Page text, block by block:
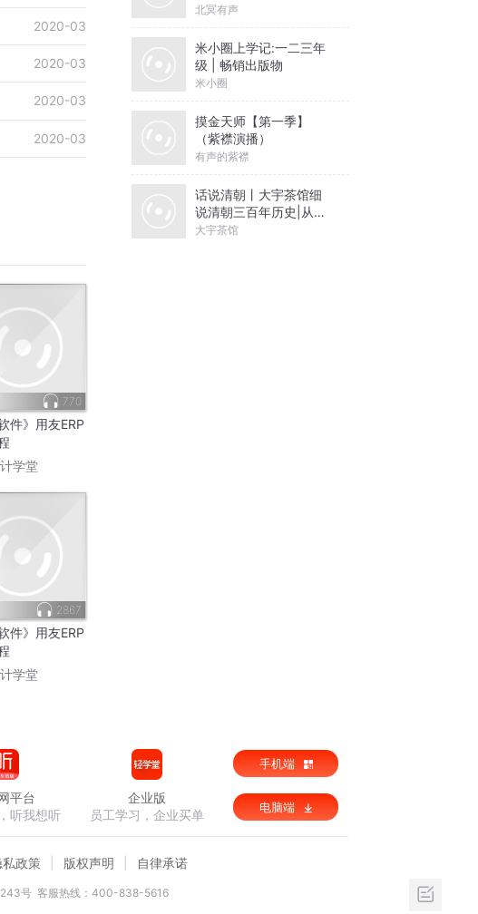
2020-03
2020-03
2020-03
2020-03
770
件》用友ERP
学堂
2867
件》用友ERP
学堂
北冥有声
米小圈上学记:一二三年
级 | 畅销出版物
米小圈
摸金天师【第一季】
（紫襟演播）
有声的紫襟
话说清朝丨大宇茶馆细
说清朝三百年历史|从努
尔哈赤到末代皇帝溥仪|
大宇茶馆
平台
听我想听
企业版
员工学习，企业买单
手机端
电脑端
私政策 版权声明 自律承诺
号 客服热线：400-838-5616